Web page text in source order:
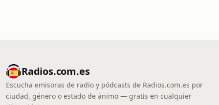
Radios.com.es
Escucha emisoras de radio y pódcasts de Radios.com.es por
ciudad, género o estado de ánimo — gratis en cualquier